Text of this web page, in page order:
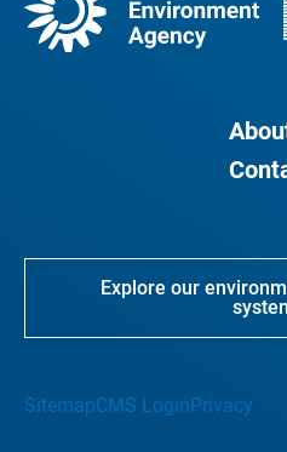
Explore our
SitemapCMS Login Privacy